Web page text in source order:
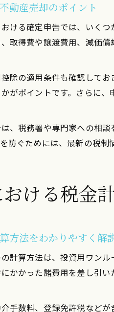
動産売却のポイント
ける確定申告では、いく
取得費や譲渡費用、減価
除の適用条件も確認して
がポイントです。さらに
、税務署や専門家への相
防ぐためには、最新の税
ける税金
方法をわかりやすく解
計算方法は、投資用ワン
かかった諸費用を差し引
手数料、登録免許税など